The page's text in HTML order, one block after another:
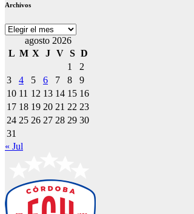
Archivos
Archivos
agosto 2026
L M X J V S D
1
2
3
4 5 6 7 8
9
10 11 12 13 14 15 16
17 18 19 20 21 22 23
24 25 26 27 28 29 30
31
« Jul